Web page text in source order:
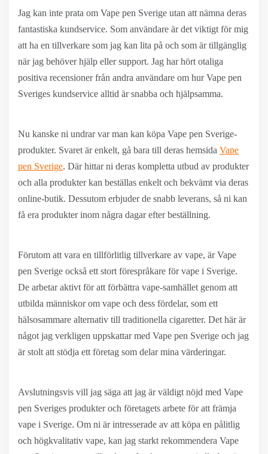
Jag kan inte prata om Vape pen Sverige utan att nämna deras
fantastiska kundservice. Som användare är det viktigt för mig
att ha en tillverkare som jag kan lita på och som är tillgänglig
när jag behöver hjälp eller support. Jag har hört otaliga
positiva recensioner från andra användare om hur Vape pen
Sveriges kundservice alltid är snabba och hjälpsamma.
Nu kanske ni undrar var man kan köpa Vape pen Sverige-
produkter. Svaret är enkelt, gå bara till deras hemsida Vape
pen Sverige. Där hittar ni deras kompletta utbud av produkter
och alla produkter kan beställas enkelt och bekvämt via deras
online-butik. Dessutom erbjuder de snabb leverans, så ni kan
få era produkter inom några dagar efter beställning.
Förutom att vara en tillförlitlig tillverkare av vape, är Vape
pen Sverige också ett stort förespråkare för vape i Sverige.
De arbetar aktivt för att förbättra vape-samhället genom att
utbilda människor om vape och dess fördelar, som ett
hälsosammare alternativ till traditionella cigaretter. Det här är
något jag verkligen uppskattar med Vape pen Sverige och jag
är stolt att stödja ett företag som delar mina värderingar.
Avslutningsvis vill jag säga att jag är väldigt nöjd med Vape
pen Sveriges produkter och företagets arbete för att främja
vape i Sverige. Om ni är intresserade av att köpa en pålitlig
och högkvalitativ vape, kan jag starkt rekommendera Vape